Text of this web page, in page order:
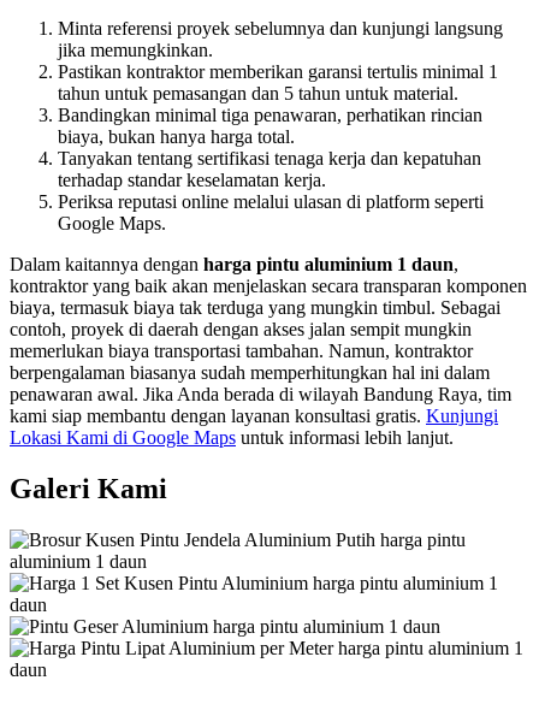
Minta referensi proyek sebelumnya dan kunjungi langsung
jika memungkinkan.
Pastikan kontraktor memberikan garansi tertulis minimal 1
tahun untuk pemasangan dan 5 tahun untuk material.
Bandingkan minimal tiga penawaran, perhatikan rincian
biaya, bukan hanya harga total.
Tanyakan tentang sertifikasi tenaga kerja dan kepatuhan
terhadap standar keselamatan kerja.
Periksa reputasi online melalui ulasan di platform seperti
Google Maps.
Dalam kaitannya dengan harga pintu aluminium 1 daun,
kontraktor yang baik akan menjelaskan secara transparan komponen
biaya, termasuk biaya tak terduga yang mungkin timbul. Sebagai
contoh, proyek di daerah dengan akses jalan sempit mungkin
memerlukan biaya transportasi tambahan. Namun, kontraktor
berpengalaman biasanya sudah memperhitungkan hal ini dalam
penawaran awal. Jika Anda berada di wilayah Bandung Raya, tim
kami siap membantu dengan layanan konsultasi gratis. Kunjungi
Lokasi Kami di Google Maps untuk informasi lebih lanjut.
Galeri Kami